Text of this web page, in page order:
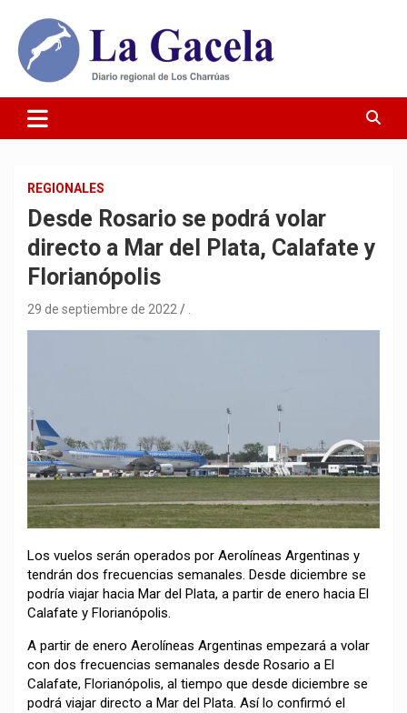
contenido
Diario La Gacela
REGIONALES
Desde Rosario se podrá volar
directo a Mar del Plata, Calafate y
Florianópolis
29 de septiembre de 2022
Los vuelos serán operados por Aerolíneas Argentinas y
tendrán dos frecuencias semanales. Desde diciembre se
podría viajar hacia Mar del Plata, a partir de enero hacia El
Calafate y Florianópolis.
A partir de enero Aerolíneas Argentinas empezará a volar
con dos frecuencias semanales desde Rosario a El
Calafate, Florianópolis, al tiempo que desde diciembre se
podrá viajar directo a Mar del Plata. Así lo confirmó el